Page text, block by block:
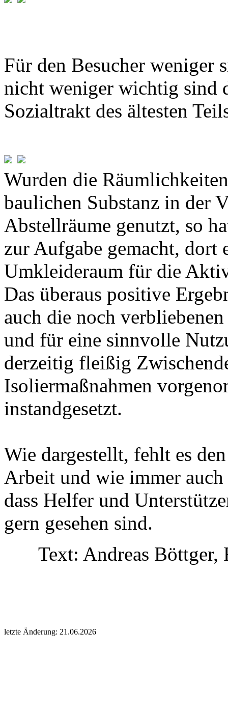
Für den Besucher weniger
nicht weniger wichtig sind
Sozialtrakt des ältesten
Wurden die
baulichen Substanz in der
Abstellräume genutzt, so
zur Aufgabe gemacht, dort
Umkleideraum für die
Das überaus positive
auch die noch
und für eine sinnvolle
derzeitig fleißig
Isoliermaßnahmen
instandgesetzt.
Wie dargestellt, fehlt es
Arbeit und wie immer
dass Helfer und
gern gesehen sind.
Text: Andreas Böttger,
letzte Änderung: 21.06.2026